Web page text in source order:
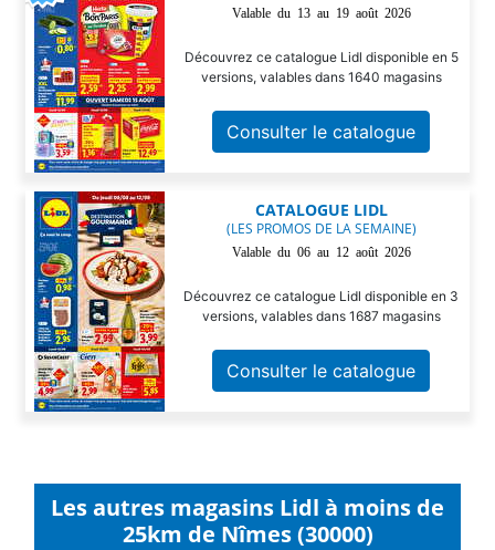
Valable du 13 au 19 août 2026
Découvrez ce catalogue Lidl disponible en 5
versions, valables dans 1640 magasins
Consulter le catalogue
CATALOGUE LIDL
(LES PROMOS DE LA SEMAINE)
Valable du 06 au 12 août 2026
Découvrez ce catalogue Lidl disponible en 3
versions, valables dans 1687 magasins
Consulter le catalogue
Les autres magasins Lidl à moins de
25km de Nîmes (30000)